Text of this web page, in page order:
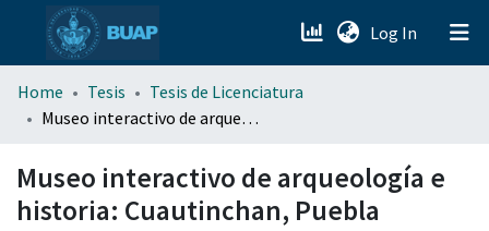
Log In (current)
menu.section.about_menu
Home Tesis
Tesis de Licenciatura
Museo interactivo de arqueología e historia: Cuautinchan, Puebla
Museo interactivo de arqueología e
historia: Cuautinchan, Puebla